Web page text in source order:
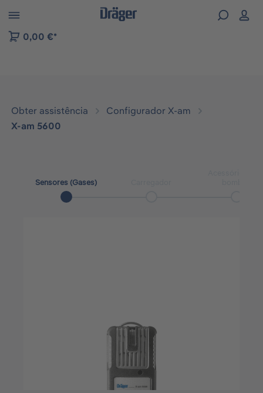
to B2B platform navigation
0,00 €*
Obter assistência
Configurador X-am
X-am 5600
Sensores (Gases)